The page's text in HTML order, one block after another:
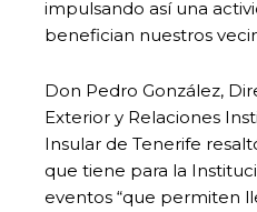
impulsando así una
benefician nuestros
Don Pedro González,
Exterior y Relaciones
Insular de Tenerife
que tiene para la
eventos “que permiten